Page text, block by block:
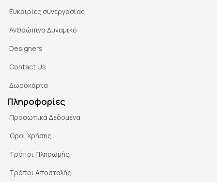
Ευκαιρίες συνεργασίας
Ανθρώπινο Δυναμικό
Designers
Contact Us
Δωροκάρτα
Πληροφορίες
Προσωπικά Δεδομένα
Όροι Χρήσης
Τρόποι Πληρωμής
Τρόποι Αποστολής